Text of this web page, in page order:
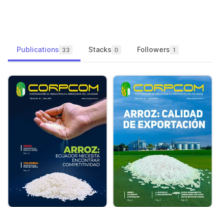
Publications 33 Stacks 0 Followers 1